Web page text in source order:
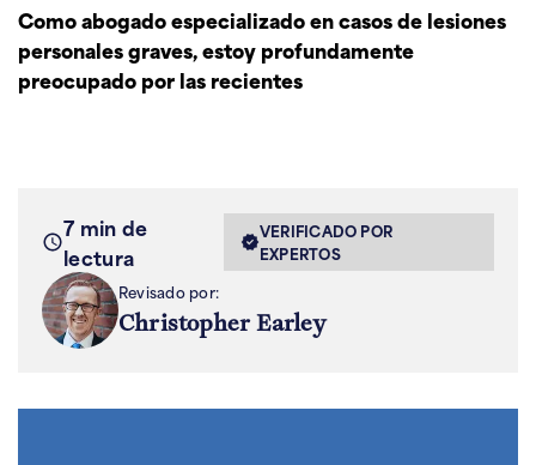
Como abogado especializado en casos de lesiones
personales graves, estoy profundamente
preocupado por las recientes
7 min de
lectura
VERIFICADO POR
EXPERTOS
Revisado por:
Christopher Earley